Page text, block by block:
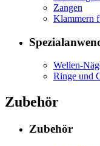
Zangen
Klammern
Wellen-
Ringe und
Zubehör
Zubehör